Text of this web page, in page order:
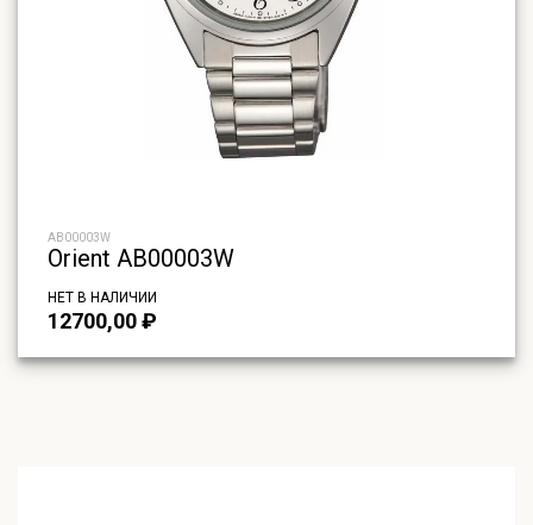
AB00003W
Orient AB00003W
НЕТ В НАЛИЧИИ
12700,00₽